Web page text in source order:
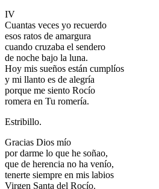
IV
Cuantas veces yo recuerdo
esos ratos de amargura
cuando cruzaba el sendero
de noche bajo la luna.
Hoy mis sueños están cumplíos
y mi llanto es de alegría
porque me siento Rocío
romera en Tu romería.
Estribillo.
Gracias Dios mío
por darme lo que he soñao,
que de herencia no ha venío,
tenerte siempre en mis labios
Virgen Santa del Rocío.